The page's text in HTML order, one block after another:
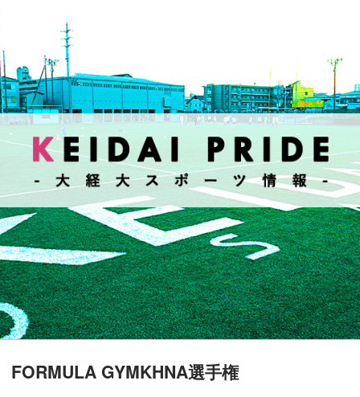
FORMULA GYMKHNA選手権